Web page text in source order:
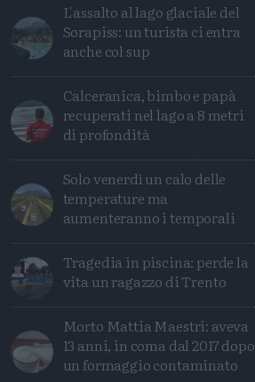
L'assalto al lago glaciale del
Sorapiss: un turista ci entra
anche col sup
Calceranica, bimbo e papà
recuperati nel lago a 8 metri
di profondità
Solo venerdì un calo delle
temperature ma
aumenteranno i temporali
Tragedia in piscina: perde la
vita un ragazzo di Trento
Morto Mattia Maestri: aveva
13 anni, in coma dal 2017 dopo
un formaggio contaminato